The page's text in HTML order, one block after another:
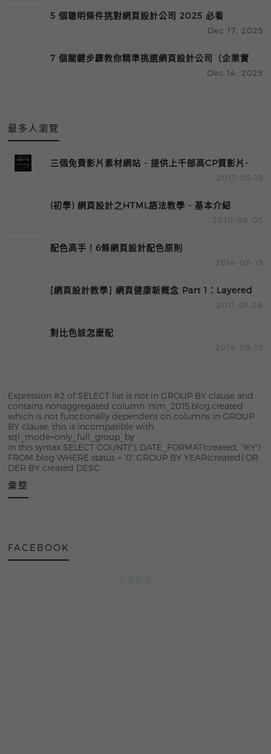
5 個聰明條件挑對網頁設計公司 2025 必看
Dec 17, 2025
7 個關鍵步驟教你精準挑選網頁設計公司（企業實
Dec 14, 2025
最多人瀏覽
三個免費影片素材網站 - 提供上千部高CP質影片-
2017-05-15
(初學) 網頁設計之HTML語法教學 - 基本介紹
2010-06-05
配色高手！6條網頁設計配色原則
2014-08-15
[網頁設計教學] 網頁健康新概念 Part 1：Layered
2011-01-28
對比色該怎麼配
2014-09-15
Expression #2 of SELECT list is not in GROUP BY clause and
contains nonaggregated column 'nim_2015.blog.created'
which is not functionally dependent on columns in GROUP
BY clause; this is incompatible with
sql_mode=only_full_group_by
in this syntax SELECT COUNT(*), DATE_FORMAT(created, '%Y')
FROM blog WHERE status = '0' GROUP BY YEAR(created) OR
DER BY created DESC
彙整
FACEBOOK